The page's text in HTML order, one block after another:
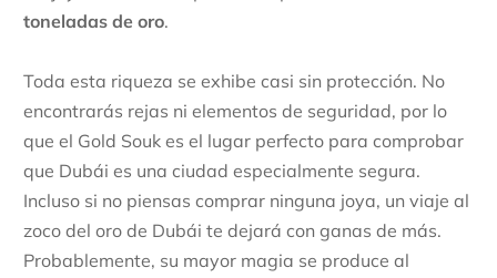
toneladas de oro.
Toda esta riqueza se exhibe casi sin protección. No
encontrarás rejas ni elementos de seguridad, por lo
que el Gold Souk es el lugar perfecto para comprobar
que Dubái es una ciudad especialmente segura.
Incluso si no piensas comprar ninguna joya, un viaje al
zoco del oro de Dubái te dejará con ganas de más.
Probablemente, su mayor magia se produce al